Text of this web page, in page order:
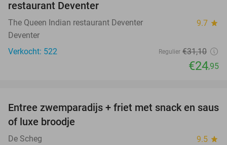
restaurant Deventer
The Queen Indian restaurant Deventer 9.7 star
Deventer
Verkocht: 522
Regulier €31,10
€24,95
20%
Entree zwemparadijs + friet met snack en saus
of luxe broodje
De Scheg 9.5 star